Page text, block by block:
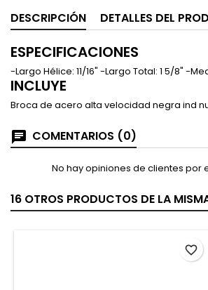
DESCRIPCIÓN DETALLES DEL
ESPECIFICACIONES
-Largo Hélice: 11/16" -Largo Total: 1 5/8" -
INCLUYE
Broca de acero alta velocidad negra ind
COMENTARIOS (0)
No hay opiniones de clientes por
16 OTROS PRODUCTOS DE LA
favorite_border